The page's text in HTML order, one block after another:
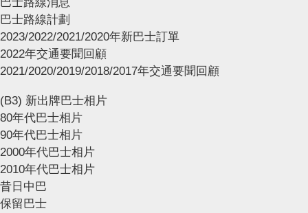
巴士路線計劃
2023/2022/2021/2020年新巴士訂單
2022年交通要聞回顧
2021/2020/2019/2018/2017年交通要聞回顧
(B3) 新出牌巴士相片
80年代巴士相片
90年代巴士相片
2000年代巴士相片
2010年代巴士相片
昔日中巴
保留巴士